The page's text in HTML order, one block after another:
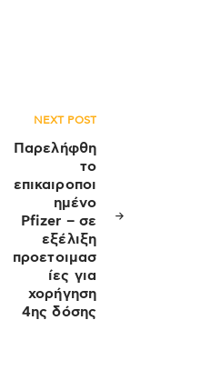
NEXT POST
Παρελήφθη
το
επικαιροποι
ημένο
Pfizer – σε
εξέλιξη
προετοιμασ
ίες για
χορήγηση
4ης δόσης